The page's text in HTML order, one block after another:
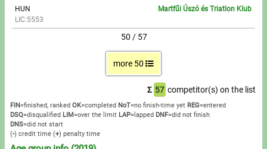
HUN
LIC:5553
Martfűi Úszó és Triatlon Klub
50 / 57
more 50
Σ 57 competitor(s) on the list
FIN=finished, ranked OK=completed NoT=no finish-time yet REG=entered
DSQ=disqualified LIM=over the limit LAP=lapped DNF=did not finish
DNS=did not start
(-) credit time (+) penalty time